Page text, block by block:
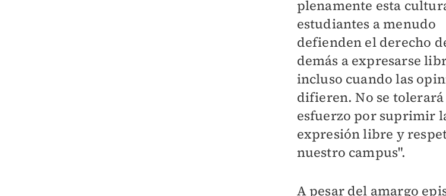
plenamente esta
estudiantes a menudo
defienden el derecho
demás a expresarse
incluso cuando las
difieren. No se
esfuerzo por suprimir
expresión libre y
nuestro campus".
A pesar del amargo